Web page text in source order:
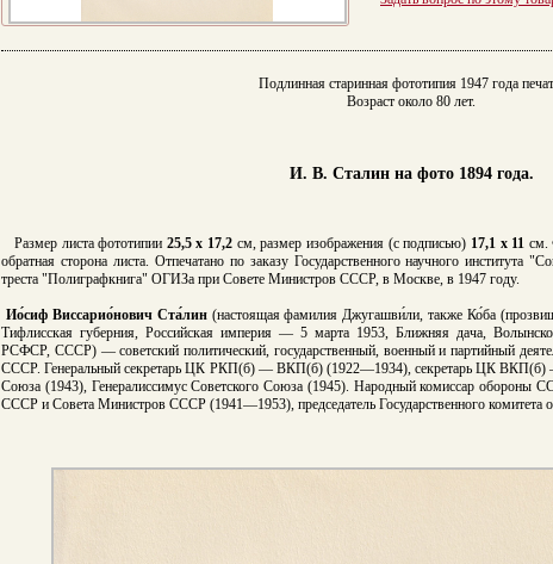
Подлинная старинная фототипия 1947 года
Возраст около 80 лет.
И. В. Сталин на фото 1894 года.
Размер листа фототипии 25,5 x 17,2 см, размер изображения (с подписью) 17,1 х 11 см.
обратная сторона листа. Отпечатано по заказу Государственного научного института
треста "Полиграфкнига" ОГИЗа при Совете Министров СССР, в Москве, в 1947 году.
Ио́сиф Виссарио́нович Ста́лин(настоящая фамилия Джугашви́ли, также Ко́ба
Тифлисская губерния, Российская империя — 5 марта 1953, Ближняя дача,
РСФСР, СССР) — советский политический, государственный, военный и партийный
СССР. Генеральный секретарь ЦК РКП(б) — ВКП(б) (1922—1934), секретарь ЦК
Союза (1943), Генералиссимус Советского Союза (1945). Народный комиссар обороны
СССР и Совета Министров СССР (1941—1953), председатель Государственного